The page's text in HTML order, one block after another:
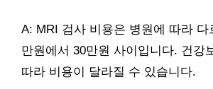
A: MRI 검사 비용은 병원에 따라 다
만원에서 30만원 사이입니다. 건강
따라 비용이 달라질 수 있습니다.